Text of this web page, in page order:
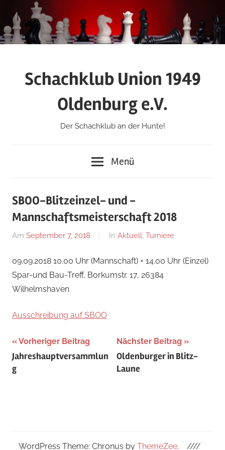
Inhalt
springen
Schachklub Union 1949
Oldenburg e.V.
Der Schachklub an der Hunte!
Menü
SBOO-Blitzeinzel- und -
Mannschaftsmeisterschaft 2018
Am September 7, 2018
Von
Wagner
In Aktuell, Turniere
09.09.2018 10.00 Uhr (Mannschaft) + 14.00 Uhr (Einzel)
Spar-und Bau-Treff, Borkumstr. 17, 26384
Wilhelmshaven
Ausschreibung auf SBOO
Beitragsnavigation
Vorheriger Beitrag
Jahreshauptversammlun
g
Nächster Beitrag
Oldenburger in Blitz-
Laune
WordPress Theme: Chronus by ThemeZee. ////